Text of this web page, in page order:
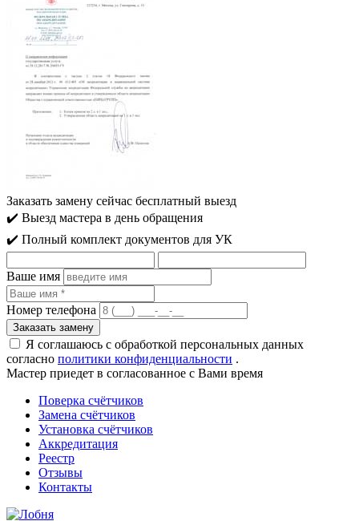
Заказать замену сейчас бесплатный выезд
✔️ Выезд мастера в день обращения
✔️ Полный комплект документов для УК
Ваше имя
Номер телефона
Я соглашаюсь с обработкой персональных данных
согласно политики конфиденциальности .
Мастер приедет в согласованное с Вами время
Поверка счётчиков
Замена счётчиков
Установка счётчиков
Аккредитация
Реестр
Отзывы
Контакты